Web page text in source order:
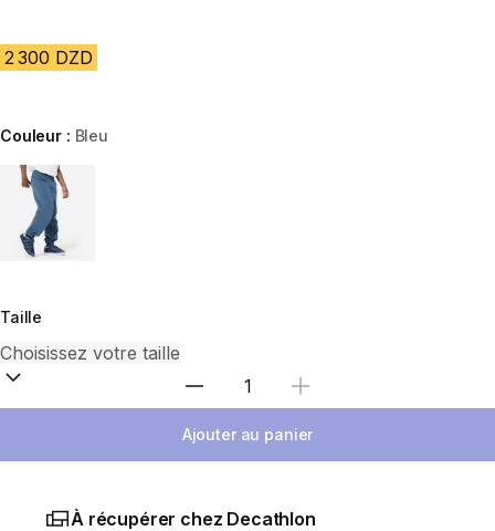
2 300 DZD
Couleur : Bleu
Choose a variant
Taille
Sélectionnez la quantité
Ajouter au panier
À récupérer chez Decathlon